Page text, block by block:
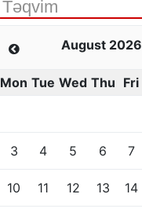
Təqvim
August 2026
Mon Tue Wed Thu Fri
3 4 5 6 7
10 11 12 13 14